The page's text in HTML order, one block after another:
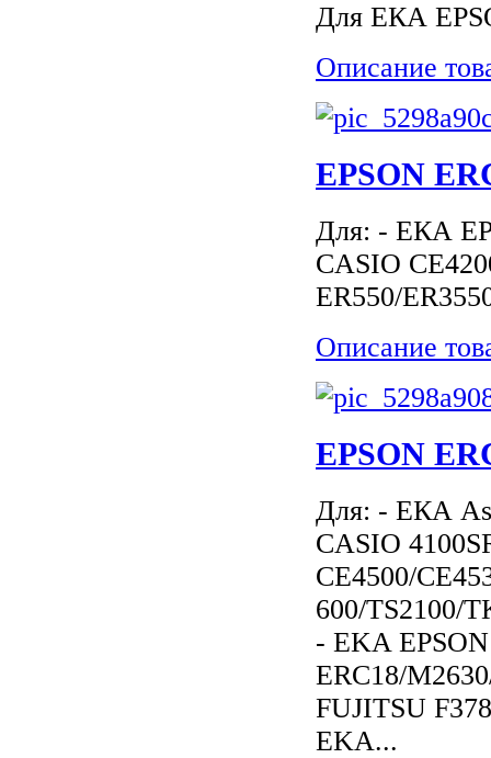
Для ЕКА
Описание
EPSON
Для: - ЕКА
CASIO
ER550/
Описание
EPSON
Для: - ЕКА
CASIO
CE4500/
600/TS2100/
- EKA EPSON
ERC18/
FUJITSU
EKA...